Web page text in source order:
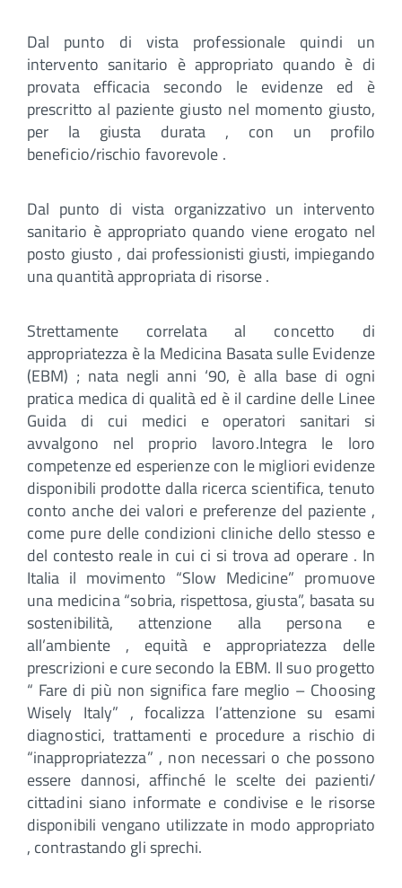
Dal punto di vista professionale quindi un
intervento sanitario è appropriato quando è di
provata efficacia secondo le evidenze ed è
prescritto al paziente giusto nel momento giusto,
per la giusta durata , con un profilo
beneficio/rischio favorevole .
Dal punto di vista organizzativo un intervento
sanitario è appropriato quando viene erogato nel
posto giusto , dai professionisti giusti, impiegando
una quantità appropriata di risorse .
Strettamente correlata al concetto di
appropriatezza è la Medicina Basata sulle Evidenze
(EBM) ; nata negli anni ‘90, è alla base di ogni
pratica medica di qualità ed è il cardine delle Linee
Guida di cui medici e operatori sanitari si
avvalgono nel proprio lavoro.Integra le loro
competenze ed esperienze con le migliori evidenze
disponibili prodotte dalla ricerca scientifica, tenuto
conto anche dei valori e preferenze del paziente ,
come pure delle condizioni cliniche dello stesso e
del contesto reale in cui ci si trova ad operare . In
Italia il movimento “Slow Medicine” promuove
una medicina “sobria, rispettosa, giusta”, basata su
sostenibilità, attenzione alla persona e
all’ambiente , equità e appropriatezza delle
prescrizioni e cure secondo la EBM. Il suo progetto
“ Fare di più non significa fare meglio – Choosing
Wisely Italy” , focalizza l’attenzione su esami
diagnostici, trattamenti e procedure a rischio di
“inappropriatezza” , non necessari o che possono
essere dannosi, affinché le scelte dei pazienti/
cittadini siano informate e condivise e le risorse
disponibili vengano utilizzate in modo appropriato
, contrastando gli sprechi.